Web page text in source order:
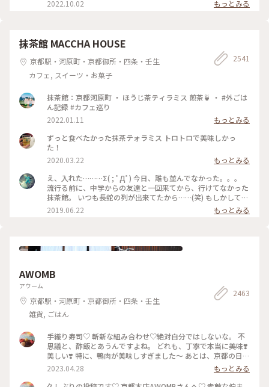
特別な空間に会いに行きたいです💙 #電車旅 #喫茶ソワレ #喫
したが、落ち着いていて良い雰囲気でした。 美味しくいただ
を守っておられ、 狭い店内ですが、運良く2階の窓辺の 小さな
れた落ち着いた店内は 天井の梁や調度品もシックで美しく 昭
和の香りが漂っていますが、 お客さんは若い観光客の方が多
かったです。 お席もすごく近いのですが、 コーナーだったの
で ひっそりと自分の時間を過ごせました✨ ゆるり京都の街歩
きを楽しむことが できた素敵な1日でした。 ・ ・ #私のことり
茶ソワレ #純喫茶 #喫茶店 #ゼリーポンチ #ひんやりスイーツ #
京都スイーツ #京都カフェ #レトロ #レトロ喫茶 #昭和レトロ #
四条河原町 #京都 #ことりっぷ京都 #ことりっぷ三都巡りの旅
2022.10.02 もっとみる
抹茶館 MACCHA HOUSE
京都駅・河原町・京都御所・四条・壬生
カフェ, スイーツ・お菓子
2541
抹茶館：京都河原町 ・ ほうじ茶ティラミス 煎茶🍵 ・ #外ごは
ん記録 #カフェ巡り
2022.01.11
もっとみる
ずっと食べたかった抹茶テォラミス トロトロで美味しかっ
た！
2020.03.22
もっとみる
え、入れた………Σ( ; ﾟДﾟ) 今日、誰も並んでなかった。。。
流行る前に、中学からの友達と一回来てから、行けてなかった
抹茶館。 いつも長蛇の列が出来てたから……(笑) もしかして、
別の所に新しい店舗が出来たのかな？ ……と、思ってたのです
が、店の外に出たら列が出来てましたΣ( ; ﾟДﾟ)運が良かっ
るのかな……？？ほうじ茶だけだと、あんな粉っぽくないと思
2019.06.22 もっとみる
AWOMB
アウーム
京都駅・河原町・京都御所・四条・壬生
雑貨, ごはん
2463
手織り寿司♡ 斬新な組み合わせ♡絶対自分ではしないな。 不
思議と、酢飯とあうんですよね。 どれも、丁寧で本当に美味❣️
美しい❣️ 特に、鴨肉が美味しすぎました〜 あとは、京都の日本
酒🍶♡ 素敵時間でした〜 #わたしのことりっぷ旅 #AWOMB #
京都 #烏丸本店 #手織り寿司
2023.04.28
もっとみる